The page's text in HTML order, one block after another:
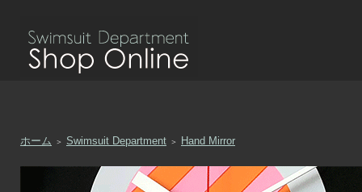
ホーム ＞ Swimsuit Department ＞ Hand Mirror